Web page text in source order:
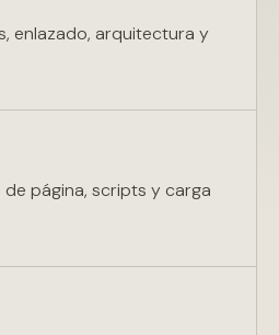
enlazado, arquitectura y
página, scripts y carga